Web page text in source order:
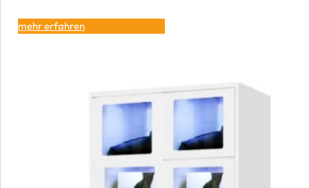
mehr erfahren